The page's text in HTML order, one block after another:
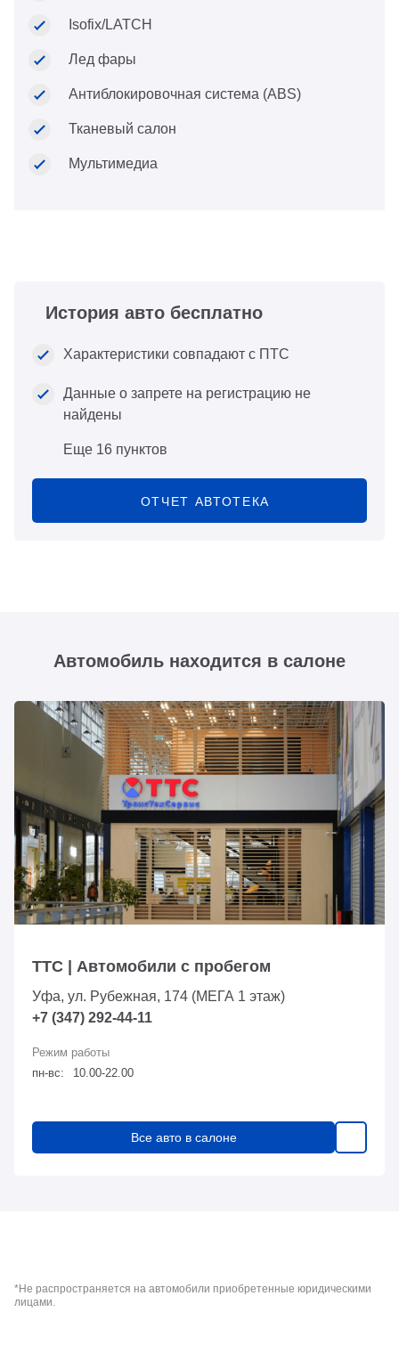
Isofix/LATCH
Лед фары
Антиблокировочная система (ABS)
Тканевый салон
Мультимедиа
История авто бесплатно
Характеристики совпадают с ПТС
Данные о запрете на регистрацию не
найдены
Еще 16 пунктов
ОТЧЕТ АВТОТЕКА
Автомобиль находится в салоне
ТТС | Автомобили с пробегом
Уфа, ул. Рубежная, 174 (МЕГА 1 этаж)
+7 (347) 292-44-11
пн-вс: 10.00-22.00
Все авто в салоне
*Не распространяется на автомобили приобретенные юридическими
лицами.